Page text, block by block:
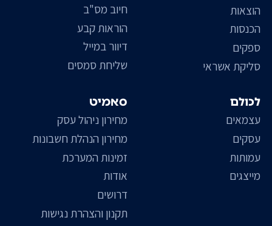
סאמיט
מחירון ניהול עסק
מחירון הנהלת חשבונות
זמינות המערכת
אודות
דרושים
תקנון והצהרת נגישות
חיוב מס"ב
הוראות קבע
דיוור במייל
שליחת סמסים
הוצאות
הכנסות
ספקים
סליקת אשראי
לכולם
עצמאים
עסקים
עמותות
מייצגים